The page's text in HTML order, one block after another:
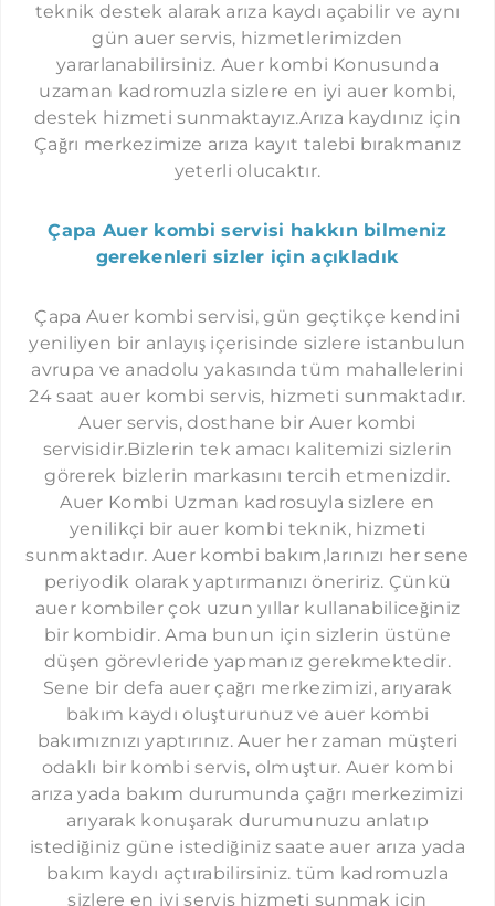
teknik destek alarak arıza kaydı açabilir ve aynı
gün auer servis, hizmetlerimizden
yararlanabilirsiniz. Auer kombi Konusunda
uzaman kadromuzla sizlere en iyi auer kombi,
destek hizmeti sunmaktayız.Arıza kaydınız için
Çağrı merkezimize arıza kayıt talebi bırakmanız
yeterli olucaktır.
Çapa Auer kombi servisi hakkın bilmeniz
gerekenleri sizler için açıkladık
Çapa Auer kombi servisi, gün geçtikçe kendini
yeniliyen bir anlayış içerisinde sizlere istanbulun
avrupa ve anadolu yakasında tüm mahallelerini
24 saat auer kombi servis, hizmeti sunmaktadır.
Auer servis, dosthane bir Auer kombi
servisidir.Bizlerin tek amacı kalitemizi sizlerin
görerek bizlerin markasını tercih etmenizdir.
Auer Kombi Uzman kadrosuyla sizlere en
yenilikçi bir auer kombi teknik, hizmeti
sunmaktadır. Auer kombi bakım,larınızı her sene
periyodik olarak yaptırmanızı öneririz. Çünkü
auer kombiler çok uzun yıllar kullanabiliceğiniz
bir kombidir. Ama bunun için sizlerin üstüne
düşen görevleride yapmanız gerekmektedir.
Sene bir defa auer çağrı merkezimizi, arıyarak
bakım kaydı oluşturunuz ve auer kombi
bakımıznızı yaptırınız. Auer her zaman müşteri
odaklı bir kombi servis, olmuştur. Auer kombi
arıza yada bakım durumunda çağrı merkezimizi
arıyarak konuşarak durumunuzu anlatıp
istediğiniz güne istediğiniz saate auer arıza yada
bakım kaydı açtırabilirsiniz. tüm kadromuzla
sizlere en iyi servis hizmeti sunmak için
SELIMPAŞA AUER SERVISI
KUMBURGAZ AUER SERVISI
GÖKTÜRK AUER SERVISI
KEMERBURGAZ AUER SERVISI
HABIPLER AUER SERVISI
MECIDIYEKÖY AUER SERVISI
ORTAKÖY AUER SERVISI
ETILER AUER SERVISI
YENIBOSNA AUER SERVISI
ŞIRINEVLER AUER SERVISI
LEVENT AUER SERVISI
ÇAĞLAYAN AUER SERVISI
SEFAKÖY AUER SERVISI
YEŞILKÖY AUER SERVISI
YEŞILYURT AUER SERVISI
FLORYA AUER SERVISI
ÇAPA AUER SERVISI
CERRAHPAŞA AUER SERVISI
KOCAMUSTAFAPAŞA AUER SERVISI
KASIMPAŞA AUER SERVISI
GÜNEŞLI AUER SERVISI
HAZNEDAR AUER SERVISI